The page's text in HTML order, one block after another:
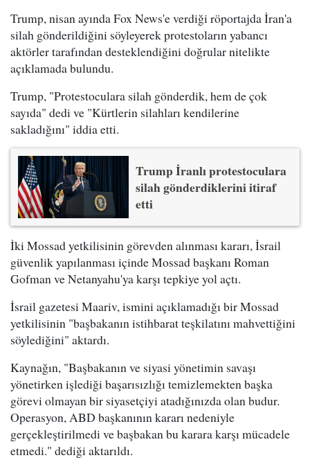
Trump, nisan ayında Fox News'e verdiği röportajda İran'a
silah gönderildiğini söyleyerek protestoların yabancı
aktörler tarafından desteklendiğini doğrular nitelikte
açıklamada bulundu.
Trump, "Protestoculara silah gönderdik, hem de çok
sayıda" dedi ve "Kürtlerin silahları kendilerine
sakladığını" iddia etti.
Trump İranlı protestoculara
silah gönderdiklerini itiraf
etti
İki Mossad yetkilisinin görevden alınması kararı, İsrail
güvenlik yapılanması içinde Mossad başkanı Roman
Gofman ve Netanyahu'ya karşı tepkiye yol açtı.
İsrail gazetesi Maariv, ismini açıklamadığı bir Mossad
yetkilisinin "başbakanın istihbarat teşkilatını mahvettiğini
söylediğini" aktardı.
Kaynağın, "Başbakanın ve siyasi yönetimin savaşı
yönetirken işlediği başarısızlığı temizlemekten başka
görevi olmayan bir siyasetçiyi atadığınızda olan budur.
Operasyon, ABD başkanının kararı nedeniyle
gerçekleştirilmedi ve başbakan bu karara karşı mücadele
etmedi." dediği aktarıldı.